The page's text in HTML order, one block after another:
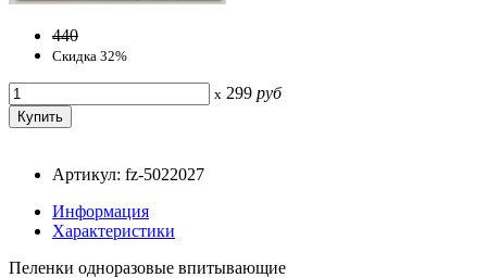
440
Скидка 32%
x 299 руб
Артикул: fz-5022027
Информация
Характеристики
Пеленки одноразовые впитывающие